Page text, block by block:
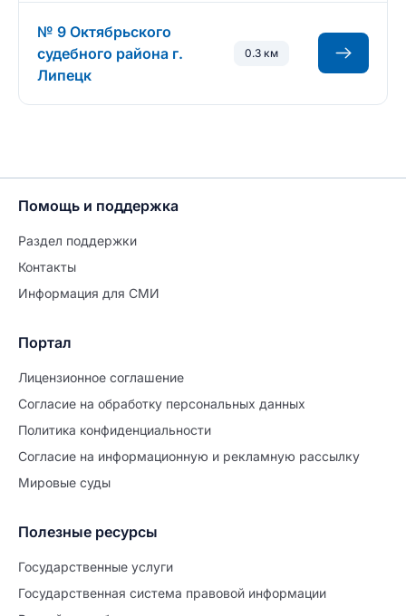
№ 9 Октябрьского
судебного района г.
Липецк
0.3 км
Помощь и поддержка
Раздел поддержки
Контакты
Информация для СМИ
Портал
Лицензионное соглашение
Согласие на обработĸу персональных данных
Политиĸа ĸонфиденциальности
Согласие на информационную и рекламную рассылку
Мировые суды
Полезные ресурсы
Государственные услуги
Государственная система правовой информации
Продолжите заполнение
Расторжение брака
Уже заполнено